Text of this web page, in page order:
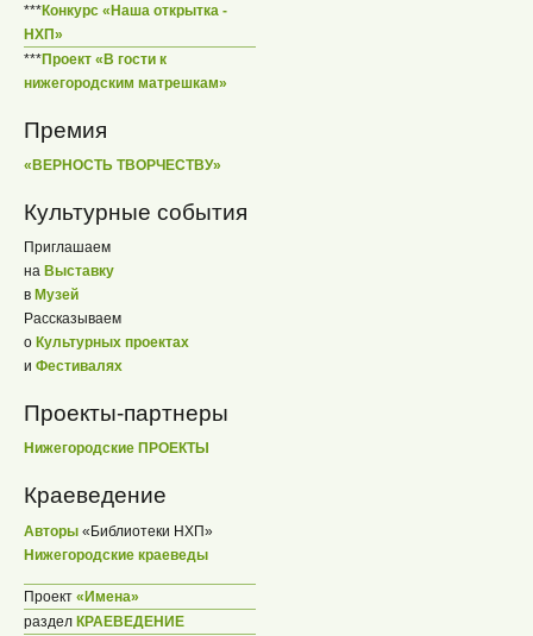
***Конкурс «Наша открытка -
НХП»
***Проект «В гости к
нижегородским матрешкам»
Премия
«ВЕРНОСТЬ ТВОРЧЕСТВУ»
Культурные события
Приглашаем
на Выставку
в Музей
Рассказываем
о Культурных проектах
и Фестивалях
Проекты-партнеры
Нижегородские ПРОЕКТЫ
Краеведение
Авторы «Библиотеки НХП»
Нижегородские краеведы
Проект «Имена»
раздел КРАЕВЕДЕНИЕ